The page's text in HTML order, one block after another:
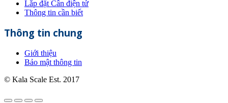
Lắp đặt Cân điện tử
Thông tin cần biết
Thông tin chung
Giới thiệu
Bảo mật thông tin
© Kala Scale Est. 2017